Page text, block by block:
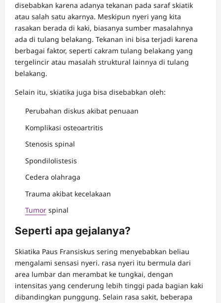
disebabkan karena adanya tekanan pada saraf skiatik
atau salah satu akarnya. Meskipun nyeri yang kita
rasakan berada di kaki, biasanya sumber masalahnya
ada di tulang belakang. Tekanan ini bisa terjadi karena
berbagai faktor, seperti cakram tulang belakang yang
tergelincir atau masalah struktural lainnya di tulang
belakang.
Selain itu, skiatika juga bisa disebabkan oleh:
Perubahan diskus akibat penuaan
Komplikasi osteoartritis
Stenosis spinal
Spondilolistesis
Cedera olahraga
Trauma akibat kecelakaan
Tumor spinal
Seperti apa gejalanya?
Skiatika Paus Fransiskus sering menyebabkan beliau
mengalami sensasi nyeri. rasa nyeri itu bermula dari
area lumbar dan merambat ke tungkai, dengan
intensitas yang cenderung lebih tinggi pada bagian kaki
dibandingkan punggung. Selain rasa sakit, beberapa